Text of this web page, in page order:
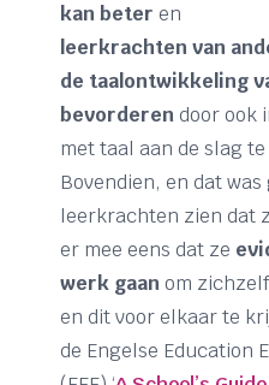
kan beter en
leerkrachten van
de taalontwikkeling
bevorderen door ook
met taal aan de slag
Bovendien, en dat
leerkrachten zien dat
er mee eens dat ze
werk gaanom
en dit voor elkaar te
de Engelse Education